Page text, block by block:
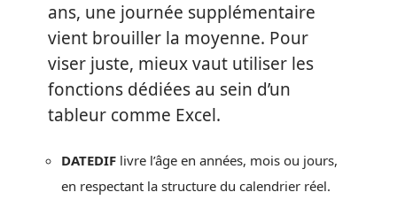
ans, une journée supplémentaire
vient brouiller la moyenne. Pour
viser juste, mieux vaut utiliser les
fonctions dédiées au sein d’un
tableur comme Excel.
DATEDIF livre l’âge en années, mois ou jours,
en respectant la structure du calendrier réel.